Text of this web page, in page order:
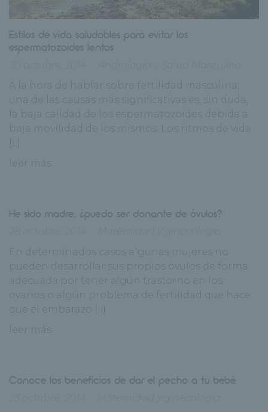
Estilos de vida saludables para evitar los
espermatozoides lentos
A la hora de hablar sobre fertilidad masculina,
una de las causas más significativas es, sin duda,
la baja calidad de los espermatozoides debida a
baja movilidad de los mismos. Los ritmos de vida
leer más
He sido madre, ¿puedo ser donante de óvulos?
En determinados casos algunas mujeres no
pueden desarrollar sus propios óvulos de forma
adecuada por tener algún trastorno en los
ovarios o algún problema de fertilidad que hace
que el embarazo [...]
leer más
Conoce los beneficios de dar el pecho a tu bebé